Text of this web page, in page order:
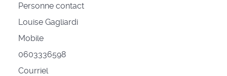
Personne contact
Louise Gagliardi
Mobile
0603336598
Courriel